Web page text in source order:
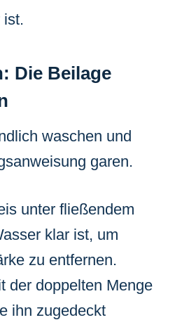
ist.
Die Beilage
waschen und
garen.
unter fließendem
klar ist, um
zu entfernen.
der doppelten Menge
ihn zugedeckt